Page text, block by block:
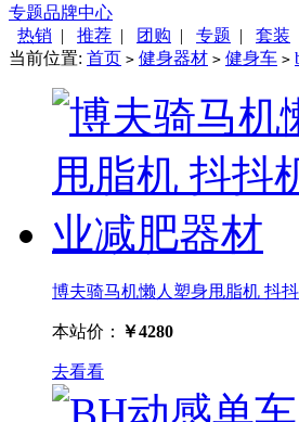
专题品牌中心
热销 | 推荐 | 团购 | 专题 | 套装
当前位置: 首页 > 健身器材 > 健身车 >
博夫骑马机懒人塑身甩脂机 抖
本站价： ￥4280
去看看